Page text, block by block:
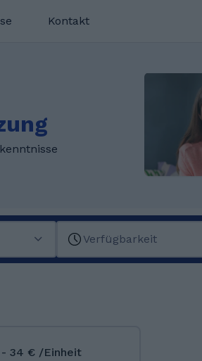
Kontakt
Verfügbarkeit
34 € /Einheit